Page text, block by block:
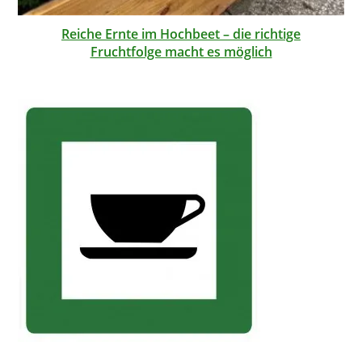
Reiche Ernte im Hochbeet – die richtige
Fruchtfolge macht es möglich